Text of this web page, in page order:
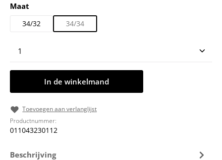
Selecteer
Maat
34/32 34/34
Producthoeveelheid: Voer de gewenste
In de winkelmand
Toevoegen aan verlanglijst
Productnummer:
011043230112
Beschrijving